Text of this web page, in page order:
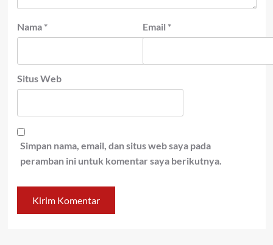
Nama * Email *
Situs Web
Simpan nama, email, dan situs web saya pada
peramban ini untuk komentar saya berikutnya.